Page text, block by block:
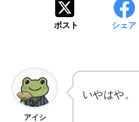
ポスト シェア
アイシ
いやはや。